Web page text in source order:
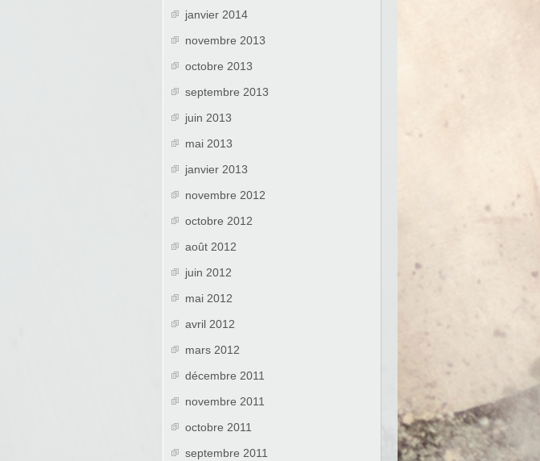
janvier 2014
novembre 2013
octobre 2013
septembre 2013
juin 2013
mai 2013
janvier 2013
novembre 2012
octobre 2012
août 2012
juin 2012
mai 2012
avril 2012
mars 2012
décembre 2011
novembre 2011
octobre 2011
septembre 2011